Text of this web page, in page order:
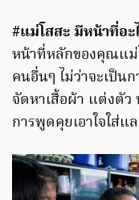
#แม่โสสะ มีหน้าที่อะ
หน้าที่หลักของคุณแ
คนอื่นๆ ไม่ว่าจะเป็น
จัดหาเสื้อผ้า แต่งตัว
การพูดคุยเอาใจใส่